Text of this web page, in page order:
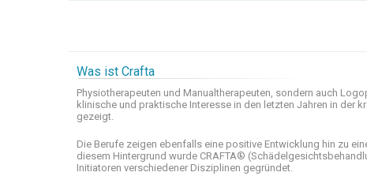
Was ist Crafta
Physiotherapeuten und Manualtherapeuten, sondern auch
klinische und praktische Interesse in den letzten Jahren in der
gezeigt.
Die Berufe zeigen ebenfalls eine positive Entwicklung hin zu
diesem Hintergrund wurde CRAFTA® (
Initiatoren verschiedener Disziplinen gegründet.